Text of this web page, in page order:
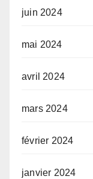
juin 2024
mai 2024
avril 2024
mars 2024
février 2024
janvier 2024